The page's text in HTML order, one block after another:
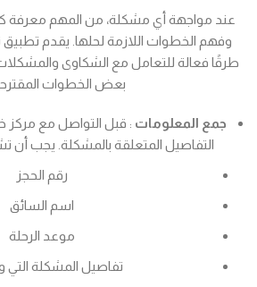
عند مواجهة أي مشكلة، من المهم معرفة
وفهم الخطوات اللازمة لحلها. يقدم
طرقًا فعالة للتعامل مع الشكاوى
بعض الخطوات
جمع المعلومات : قبل التواصل مع مركز
التفاصيل المتعلقة بالمشكلة. يجب
رقم الحجز
اسم السائق
موعد الرحلة
تفاصيل المشكلة التي